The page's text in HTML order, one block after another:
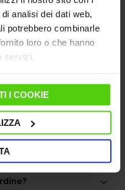
analisi dei dati web,
potrebbero combinarle
loro o che hanno
servizi.
I COOKIE
di recesso?